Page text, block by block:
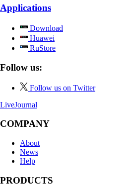
Applications
Download
Huawei
RuStore
Follow us:
Follow us on Twitter
LiveJournal
COMPANY
About
News
Help
PRODUCTS